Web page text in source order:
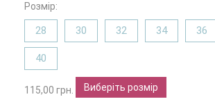
Розмір:
28 30 32 34 36
40
115,00 грн. Виберіть розмір